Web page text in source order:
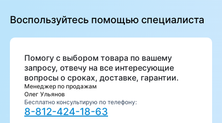
Воспользуйтесь помощью специалиста
Помогу с выбором товара по вашему
запросу, отвечу на все интересующие
вопросы о сроках, доставке, гарантии.
Менеджер по продажам
Олег Ульянов
Бесплатно консультирую по телефону:
8-812-424-18-63